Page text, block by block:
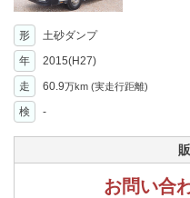
形 土砂ダンプ
年
2015(H27)
走 60.9万km (実走行距離)
検
-
お問い合